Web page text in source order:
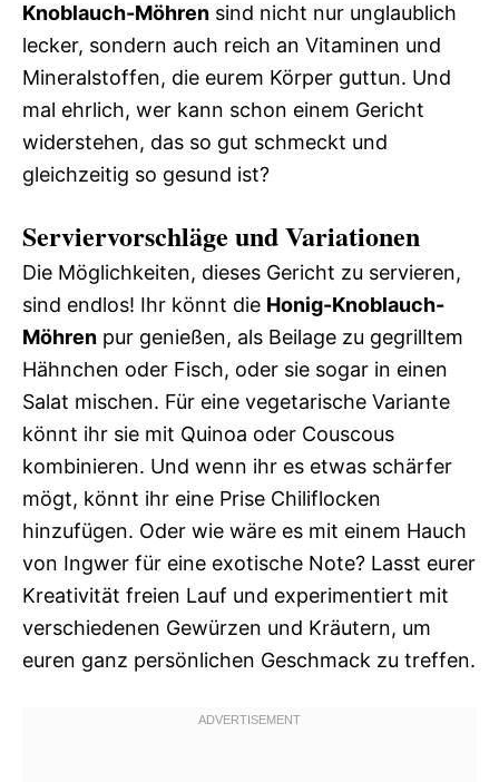
Knoblauch-Möhren sind nicht nur unglaublich
lecker, sondern auch reich an Vitaminen und
Mineralstoffen, die eurem Körper guttun. Und
mal ehrlich, wer kann schon einem Gericht
widerstehen, das so gut schmeckt und
gleichzeitig so gesund ist?
Serviervorschläge und Variationen
Die Möglichkeiten, dieses Gericht zu servieren,
sind endlos! Ihr könnt die Honig-Knoblauch-
Möhren pur genießen, als Beilage zu gegrilltem
Hähnchen oder Fisch, oder sie sogar in einen
Salat mischen. Für eine vegetarische Variante
könnt ihr sie mit Quinoa oder Couscous
kombinieren. Und wenn ihr es etwas schärfer
mögt, könnt ihr eine Prise Chiliflocken
hinzufügen. Oder wie wäre es mit einem Hauch
von Ingwer für eine exotische Note? Lasst eurer
Kreativität freien Lauf und experimentiert mit
verschiedenen Gewürzen und Kräutern, um
euren ganz persönlichen Geschmack zu treffen.